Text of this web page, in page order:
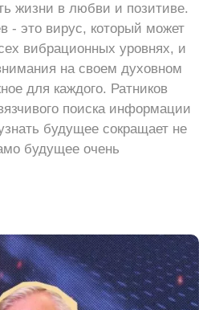
жизни в любви и позитиве.
- это вирус, который может
вибрационных уровнях, и
на своем духовном
для каждого. Ратников
поиска информации
будущее сокращает не
будущее очень